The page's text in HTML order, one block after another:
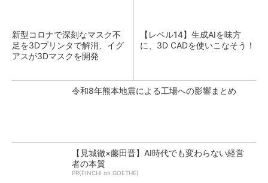
新型コロナで深刻なマスク不
足を3Dプリンタで解消、イグ
アスが3Dマスクを開発
【レベル14】生成AIを味方
に、3D CADを使いこなそう！
令和8年熊本地震による工場への影響まとめ
【見城徹×藤田晋】AI時代でも変わらない経営
者の本質
PR(FINCHI on GOETHE)